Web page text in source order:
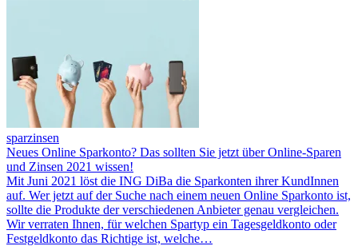
sparzinsen
Neues Online Sparkonto? Das sollten Sie jetzt über Online-Sparen
und Zinsen 2021 wissen!
Mit Juni 2021 löst die ING DiBa die Sparkonten ihrer KundInnen
auf. Wer jetzt auf der Suche nach einem neuen Online Sparkonto ist,
sollte die Produkte der verschiedenen Anbieter genau vergleichen.
Wir verraten Ihnen, für welchen Spartyp ein Tagesgeldkonto oder
Festgeldkonto das Richtige ist, welche…